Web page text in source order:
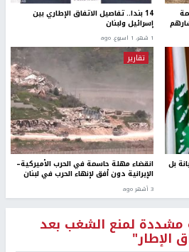
14 بندا.. تفاصيل الاتفاق الإطاري بين
إسرائيل ولبنان
1 شهر، 1 اسبوع. ago
بل
تقارير
انقضاء مهلة حاسمة في الحرب الأميركية–
الإيرانية دون أفق لإنهاء الحرب في لبنان
3 أشهر ago
مشددة لمنع الشغب بعد
الإطار"